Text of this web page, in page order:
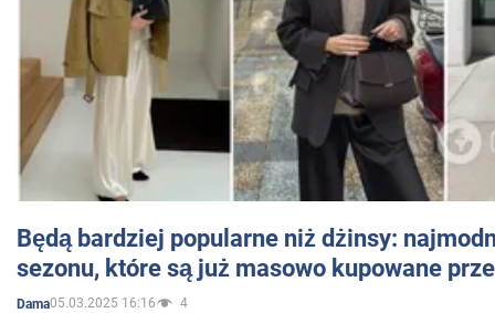
Będą bardziej popularne niż dżinsy:
sezonu, które są już masowo kupowane
Dama05.03.2025 16:16 4